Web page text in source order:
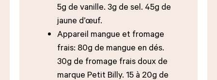
5g de vanille. 3g de sel. 45g de
jaune d’œuf.
Appareil mangue et fromage
frais: 80g de mangue en dés.
30g de fromage frais doux de
marque Petit Billy. 15 à 20g de